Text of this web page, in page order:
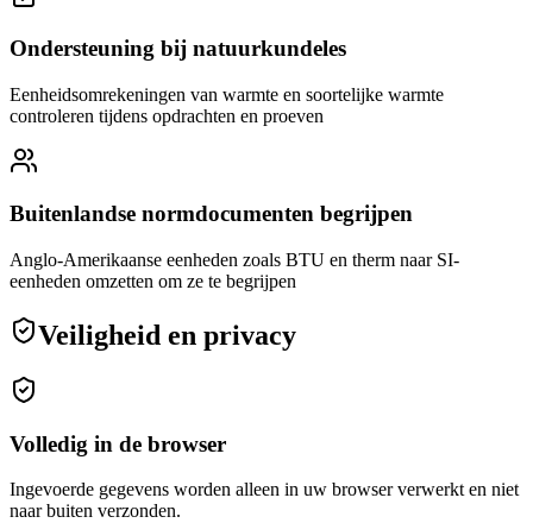
Ondersteuning bij natuurkundeles
Eenheidsomrekeningen van warmte en soortelijke warmte
controleren tijdens opdrachten en proeven
Buitenlandse normdocumenten begrijpen
Anglo-Amerikaanse eenheden zoals BTU en therm naar SI-
eenheden omzetten om ze te begrijpen
Veiligheid en privacy
Volledig in de browser
Ingevoerde gegevens worden alleen in uw browser verwerkt en niet
naar buiten verzonden.